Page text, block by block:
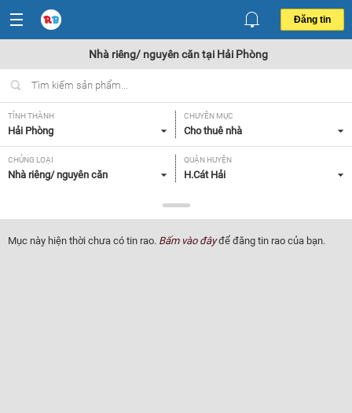
Đăng tin
Nhà riêng/ nguyên căn tại Hải Phòng
TỈNH THÀNH
Hải Phòng
CHUYÊN MỤC
Cho thuê nhà
CHỦNG LOẠI
Nhà riêng/ nguyên căn
QUẬN HUYỆN
H.Cát Hải
Tất cả
DIỆN TÍCH
Tất cả
SỐ PHÒNG NGỦ TIỆN ÍCH
Mục này hiện thời chưa có tin rao. Bấm vào đâyđể đăng tin rao của bạn.